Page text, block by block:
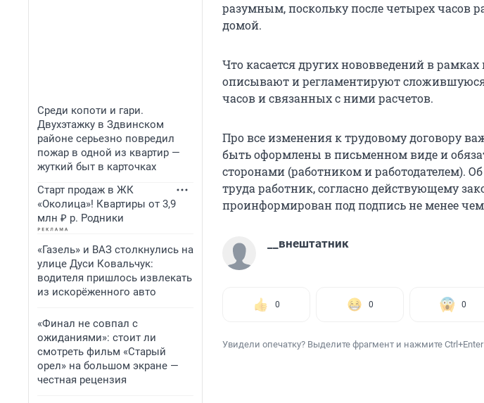
Среди копоти и гари.
Двухэтажку в Здвинском
районе серьезно повредил
пожар в одной из квартир —
жуткий быт в карточках
Старт продаж в ЖК
«Околица»! Квартиры от 3,9
млн ₽ р. Родники
«Газель» и ВАЗ столкнулись на
улице Дуси Ковальчук:
водителя пришлось извлекать
из искорёженного авто
«Финал не совпал с
ожиданиями»: стоит ли
смотреть фильм «Старый
орел» на большом экране —
честная рецензия
разумным, поскольку после четырех часов
домой.
Что касается других нововведений в рамках
описывают и регламентируют
часов и связанных с ними расчетов.
Про все изменения к трудовому договору
быть оформлены в письменном виде и
сторонами (работником и работодателем).
труда работник, согласно действующему
проинформирован под подпись не менее чем
__внештатник
0 0 0
Увидели опечатку? Выделите фрагмент и нажмите Ctrl+Enter